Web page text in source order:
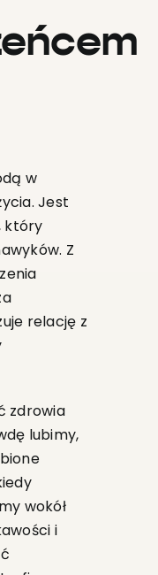
w
Jest
który
Z
relację z
zdrowia
lubimy,
wokół
i